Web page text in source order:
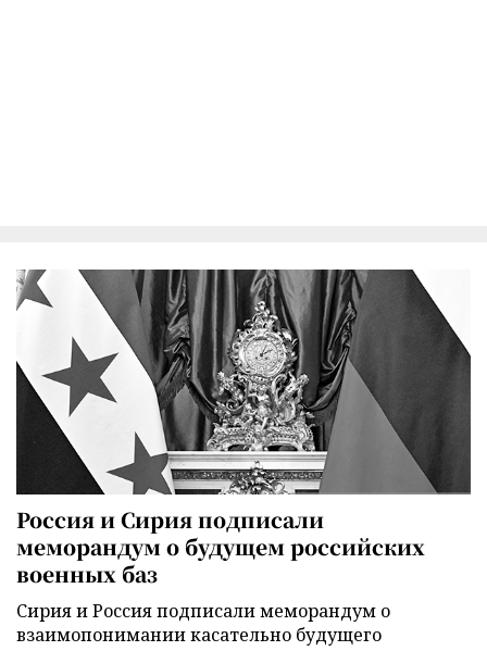
Россия и Сирия подписали
меморандум о будущем российских
военных баз
Сирия и Россия подписали меморандум о
взаимопонимании касательно будущего